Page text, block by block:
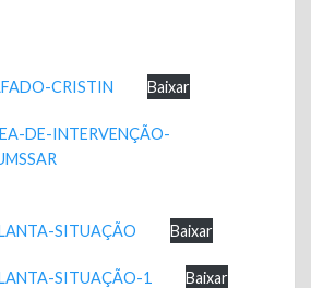
CRISTIN Baixar
DE-INTERVENÇÃO-
SITUAÇÃO Baixar
SITUAÇÃO-1 Baixar